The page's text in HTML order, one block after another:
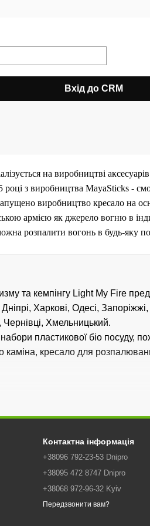
Вхід до CRM
та кемпінгу Light My Fire
Харкові, Одесі,
Чернівці, Хмельницький.
пластикової біо посуду,
каміна, кресало для
на виробництві
році з виробництва MayaSticks -
виробництво кресало на
армією як джерело вогню в
розпалити вогонь в будь-яку
Контактна інформація
+38096 792-23-53 Dnipro
+38095 472 8747 Dnipro
+38068 972-96-32 Kyiv
Передзвонити вам?